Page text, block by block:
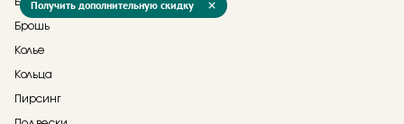
Брошь
Колье
Кольца
Пирсинг
Получить дополнительную скидку